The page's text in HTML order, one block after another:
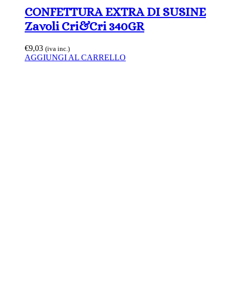
CONFETTURA EXTRA DI SUSINE
Zavoli Cri&Cri 340GR
€9,03 (iva inc.)
AGGIUNGI AL CARRELLO